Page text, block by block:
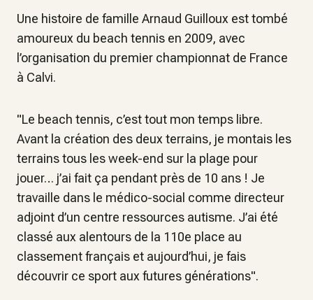
Une histoire de famille Arnaud Guilloux est tombé
amoureux du beach tennis en 2009, avec
l’organisation du premier championnat de France
à Calvi.
"Le beach tennis, c’est tout mon temps libre.
Avant la création des deux terrains, je montais les
terrains tous les week-end sur la plage pour
jouer… j’ai fait ça pendant près de 10 ans ! Je
travaille dans le médico-social comme directeur
adjoint d’un centre ressources autisme. J’ai été
classé aux alentours de la 110e place au
classement français et aujourd’hui, je fais
découvrir ce sport aux futures générations".